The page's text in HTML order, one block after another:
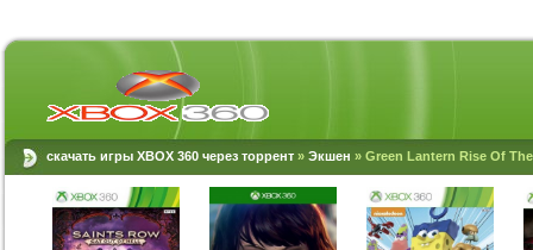
скачать игры XBOX 360 через торрент » Экшен » Green Lantern Rise Of